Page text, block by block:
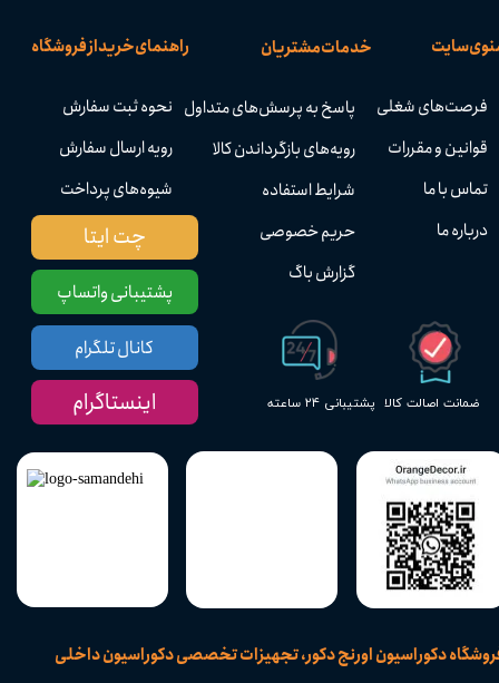
دکوراسیون اورنج دکور، تجهیزات تخصصی دکوراسیون داخلی
پشتیبانی ۲۴ ساعته ضمانت اصالت کالا
راهنمای خرید از فروشگاه
نحوه ثبت سفارش
رویه ارسال سفارش
شیوه‌های پرداخت
خدمات مشتریان
پاسخ به پرسش‌های متداول
رویه‌های بازگرداندن کالا
شرایط استفاده
حریم خصوصی
گزارش باگ
سایت
فرصت‌های شغلی
قوانین و مقررات
تماس با ما
درباره ما
پشتیبانی واتساپ
چت ایتا
کانال تلگرام
اینستاگرام